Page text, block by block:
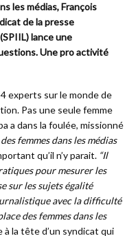
les médias, François
de la presse
lance une
Une pro activité
experts sur le monde de
Pas une seule femme
a dans la foulée, missionné
femmes dans les médias
qu’il n’y parait. “Il
pour mesurer les
sur les sujets égalité
avec la difficulté
des femmes dans les
la tête d’un syndicat qui